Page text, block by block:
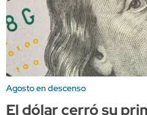
Agosto en descenso
El dólar cerró su